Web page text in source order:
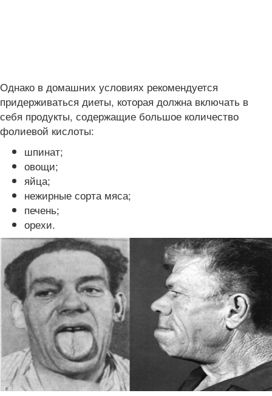
Однако в домашних условиях рекомендуется
придерживаться диеты, которая должна включать в
себя продукты, содержащие большое количество
фолиевой кислоты:
шпинат;
овощи;
яйца;
нежирные сорта мяса;
печень;
орехи.